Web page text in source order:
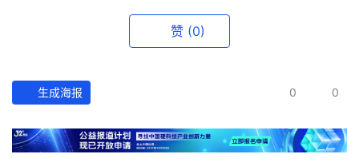
经
数
赞 (0)
生成海报 0 0